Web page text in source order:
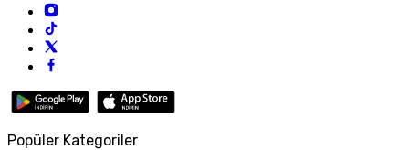
Popüler Kategoriler